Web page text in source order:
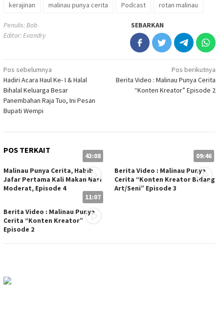
kerajinan malinau punya cerita Podcast rotan malinau
Penulis: Bob
Editor: Evandry
SEBARKAN
Navigasi
pos
Pos sebelumnya
Hadiri Acara Haul Ke- I & Halal
Bihalal Keluarga Besar
Panembahan Raja Tuo, Ini Pesan
Bupati Wempi
Pos berikutnya
Berita Video : Malinau Punya Cerita
“Konten Kreator” Episode 2
POS TERKAIT
43:08
Malinau Punya Cerita, Habib
Jafar Pertama Kali Makan Nasi
Moderat, Episode 4
09:46
Berita Video : Malinau Punya
Cerita “Konten Kreator Bidang
Art/Seni” Episode 3
11:07
Berita Video : Malinau Punya
Cerita “Konten Kreator”
Episode 2